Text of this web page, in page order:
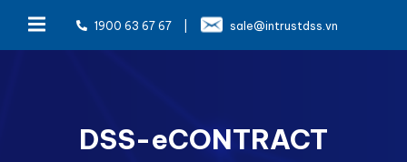
1900 63 67 67 sale@intrustdss.vn
DSS-eCONTRACT